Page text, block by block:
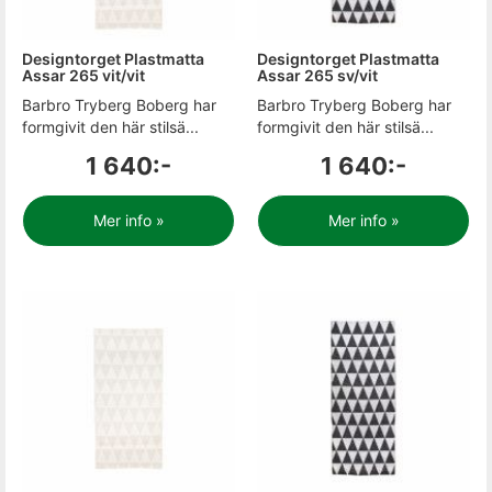
Designtorget Plastmatta
Assar 265 vit/vit
Barbro Tryberg Boberg har
formgivit den här stilsä...
1 640:-
Mer info »
Designtorget Plastmatta
Assar 265 sv/vit
Barbro Tryberg Boberg har
formgivit den här stilsä...
1 640:-
Mer info »